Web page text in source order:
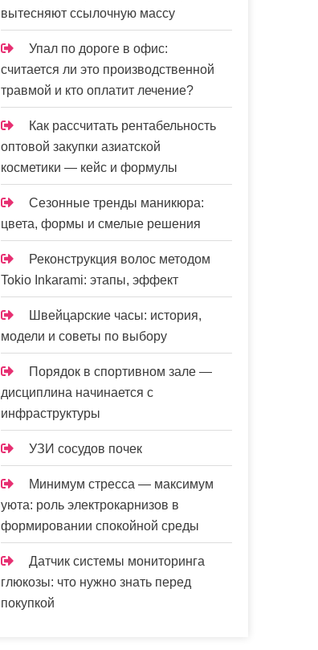
вытесняют ссылочную массу
Упал по дороге в офис:
считается ли это производственной
травмой и кто оплатит лечение?
Как рассчитать рентабельность
оптовой закупки азиатской
косметики — кейс и формулы
Сезонные тренды маникюра:
цвета, формы и смелые решения
Реконструкция волос методом
Tokio Inkarami: этапы, эффект
Швейцарские часы: история,
модели и советы по выбору
Порядок в спортивном зале —
дисциплина начинается с
инфраструктуры
УЗИ сосудов почек
Минимум стресса — максимум
уюта: роль электрокарнизов в
формировании спокойной среды
Датчик системы мониторинга
глюкозы: что нужно знать перед
покупкой